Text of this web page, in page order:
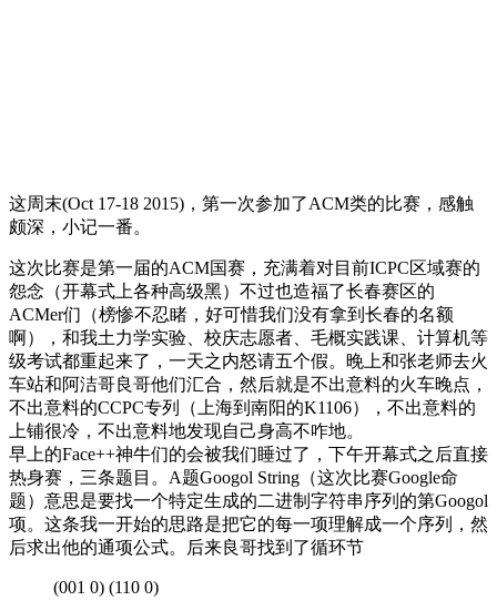
这周末(Oct 17-18 2015)，第一次参加了ACM类的比赛，感触
颇深，小记一番。
这次比赛是第一届的ACM国赛，充满着对目前ICPC区域赛的
怨念（开幕式上各种高级黑）不过也造福了长春赛区的
ACMer们（榜惨不忍睹，好可惜我们没有拿到长春的名额
啊），和我土力学实验、校庆志愿者、毛概实践课、计算机等
级考试都重起来了，一天之内怒请五个假。晚上和张老师去火
车站和阿洁哥良哥他们汇合，然后就是不出意料的火车晚点，
不出意料的CCPC专列（上海到南阳的K1106），不出意料的
上铺很冷，不出意料地发现自己身高不咋地。
早上的Face++神牛们的会被我们睡过了，下午开幕式之后直接
热身赛，三条题目。A题Googol String（这次比赛Google命
题）意思是要找一个特定生成的二进制字符串序列的第Googol
项。这条我一开始的思路是把它的每一项理解成一个序列，然
后求出他的通项公式。后来良哥找到了循环节
(001 0) (110 0)